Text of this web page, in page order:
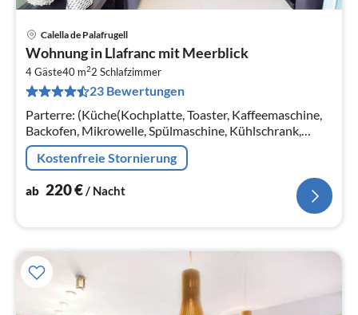
Calella de Palafrugell
Wohnung in Llafranc mit Meerblick
4 Gäste40 m22 Schlafzimmer
23 Bewertungen
Parterre: (Küche(Kochplatte, Toaster, Kaffeemaschine,
Backofen, Mikrowelle, Spülmaschine, Kühlschrank,
Tiefkühlschrank, ), Wohn/Esszimmer(TV, Esstisch,
Sitzecke)
Kostenfreie Stornierung
ab 220€/ Nacht